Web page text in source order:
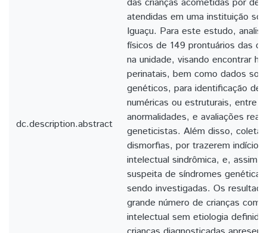
dc.description.abstract
atendidas em uma instituição
Iguaçu. Para este estudo,
físicos de 149 prontuários das
na unidade, visando encontrar
perinatais, bem como dados
genéticos, para identificação de
numéricas ou estruturais, entre
anormalidades, e avaliações
geneticistas. Além disso,
dismorfias, por trazerem
intelectual sindrômica, e, assim,
suspeita de síndromes
sendo investigadas. Os
grande número de crianças com
intelectual sem etiologia